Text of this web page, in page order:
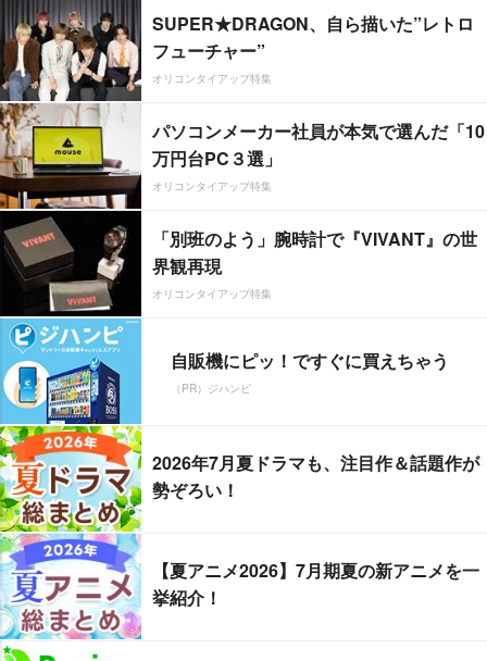
SUPER★DRAGON、自ら描いた”レトロ
フューチャー”
オリコンタイアップ特集
パソコンメーカー社員が本気で選んだ「10
万円台PC３選」
オリコンタイアップ特集
「別班のよう」腕時計で『VIVANT』の世
界観再現
オリコンタイアップ特集
自販機にピッ！ですぐに買えちゃう
（PR）ジハンピ
2026年7月夏ドラマも、注目作＆話題作が
勢ぞろい！
【夏アニメ2026】7月期夏の新アニメを一
挙紹介！